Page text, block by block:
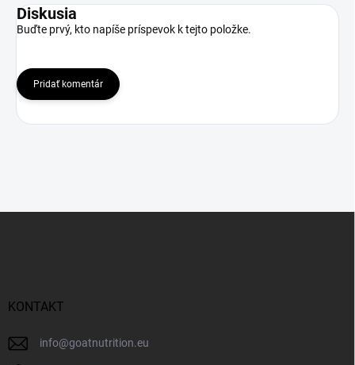
Diskusia
Buďte prvý, kto napíše príspevok k tejto položke.
Pridať komentár
KONTAKT
info@goatnutrition.eu